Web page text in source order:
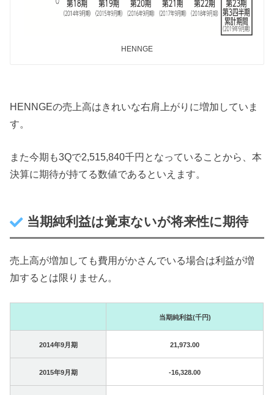
HENNGE
HENNGEの売上高はきれいな右肩上がりに増加していま
す。
また今期も3Qで2,515,840千円となっていることから、本
決算に期待が持てる数値であるといえます。
当期純利益は覚束ないが将来性に期待
売上高が増加しても費用がかさんでいる場合は利益が増
加するとは限りません。
当期純利益(千円)
2014年9月期 21,973.00
2015年9月期 -16,328.00